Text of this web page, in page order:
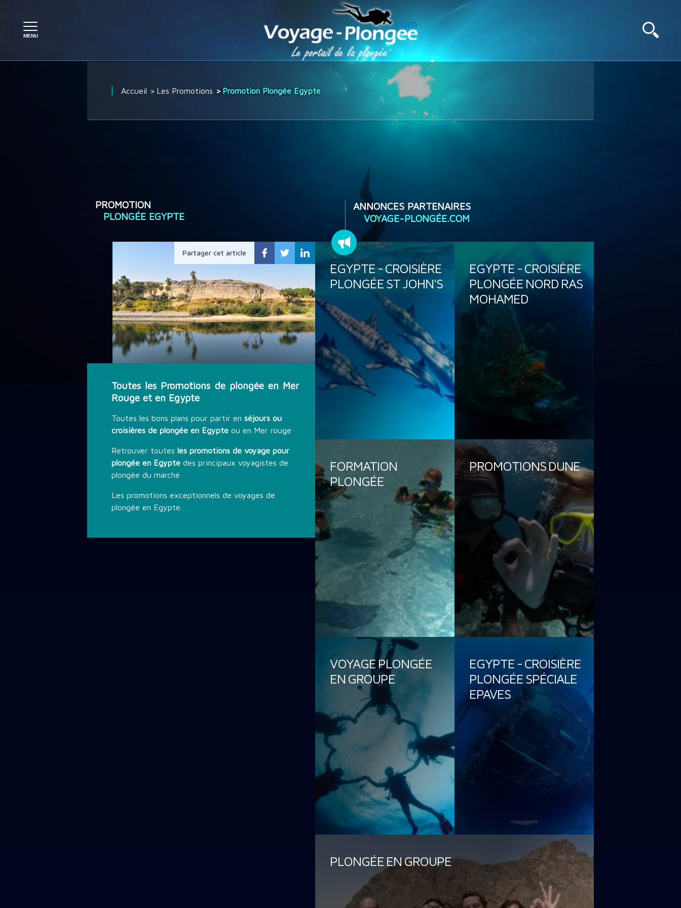
Accueil Les Promotions Promotion Plongée Egypte
PROMOTION
PLONGÉE EGYPTE
Partager cet article
Toutes les Promotions de plongée en Mer
Rouge et en Egypte
Toutes les bons plans pour partir en séjours ou
croisières de plongée en Egypte ou en Mer rouge
Retrouver toutes les promotions de voyage pour
plongée en Egypte des principaux voyagistes de
plongée du marché
Les promotions exceptionnels de voyages de
plongée en Egypte.
ANNONCES PARTENAIRES
VOYAGE-PLONGÉE.COM
EGYPTE - CROISIÈRE
PLONGÉE ST JOHN'S
EGYPTE - CROISIÈRE
PLONGÉE NORD RAS
MOHAMED
FORMATION
PLONGÉE
PROMOTIONS DUNE
VOYAGE PLONGÉE
EN GROUPE
EGYPTE - CROISIÈRE
PLONGÉE SPÉCIALE
EPAVES
PLONGÉE EN GROUPE